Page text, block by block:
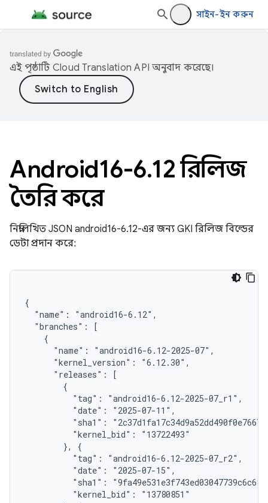
সাইন-ইন করুন
এই পৃষ্ঠাটি Cloud Translation API অনুবাদ করেছে।
Android16-6.12 রিলিজ
তৈরি করে
নিম্নলিখিত JSON android16-6.12-এর জন্য GKI রিলিজ বিল্ডের
ডেটা প্রদান করে: